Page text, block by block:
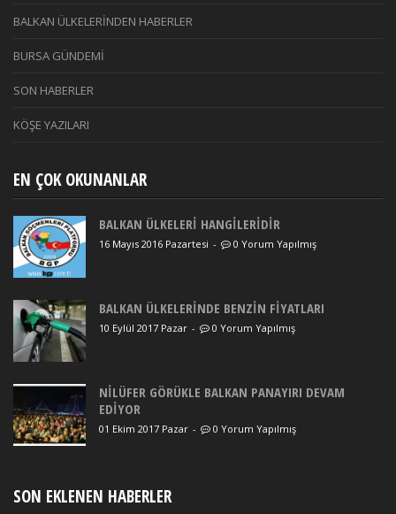
BALKAN ÜLKELERİNDEN HABERLER
BURSA GÜNDEMİ
SON HABERLER
KÖŞE YAZILARI
EN ÇOK OKUNANLAR
BALKAN ÜLKELERİ HANGİLERİDİR
16 Mayıs 2016 Pazartesi - 0 Yorum Yapılmış
BALKAN ÜLKELERİNDE BENZİN FİYATLARI
10 Eylül 2017 Pazar - 0 Yorum Yapılmış
NİLÜFER GÖRÜKLE BALKAN PANAYIRI DEVAM
EDİYOR
01 Ekim 2017 Pazar - 0 Yorum Yapılmış
SON EKLENEN HABERLER